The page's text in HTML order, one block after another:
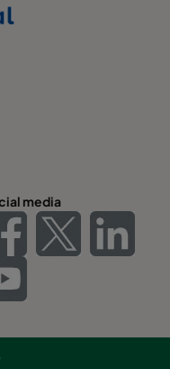
media